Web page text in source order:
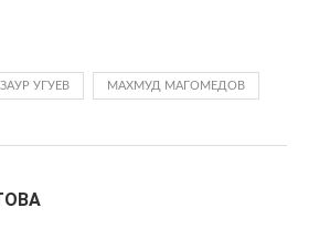
ЗАУР УГУЕВ МАХМУД МАГОМЕДОВ